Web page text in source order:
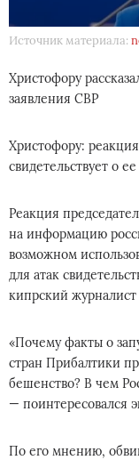
Источник материала:
Христофору
заявления СВР
Христофору:
свидетельствует о
Реакция
на информацию
возможном
для атак
кипрский
«Почему факты о
стран Прибалтики
бешенство? В чем
— поинтересовался
По его мнению,